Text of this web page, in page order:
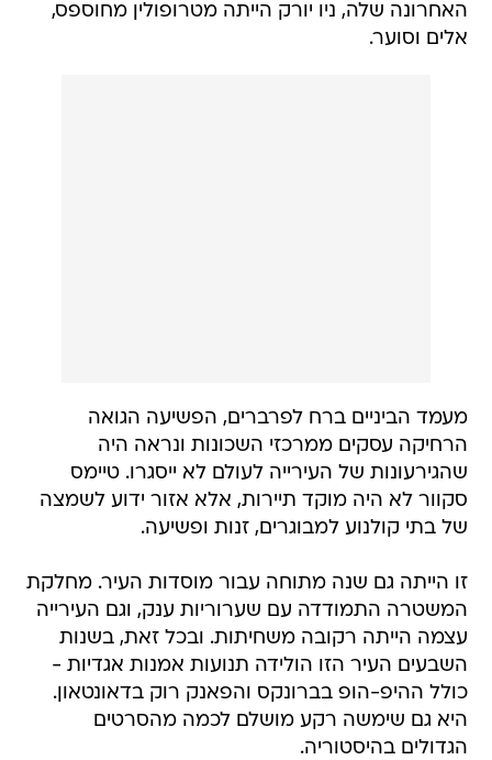
האחרונה שלה, ניו יורק הייתה מטרופולין מחוספס,
אלים וסוער.
מעמד הביניים ברח לפרברים, הפשיעה הגואה
הרחיקה עסקים ממרכזי השכונות ונראה היה
שהגירעונות של העירייה לעולם לא ייסגרו. טיימס
סקוור לא היה מוקד תיירות, אלא אזור ידוע לשמצה
של בתי קולנוע למבוגרים, זנות ופשיעה.
זו הייתה גם שנה מתוחה עבור מוסדות העיר. מחלקת
המשטרה התמודדה עם שערוריות ענק, וגם העירייה
עצמה הייתה רקובה משחיתות. ובכל זאת, בשנות
השבעים העיר הזו הולידה תנועות אמנות אגדיות -
כולל ההיפ-הופ בברונקס והפאנק רוק בדאונטאון.
היא גם שימשה רקע מושלם לכמה מהסרטים
הגדולים בהיסטוריה.